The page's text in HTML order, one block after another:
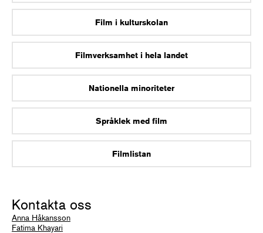
Film i kulturskolan
Filmverksamhet i hela landet
Nationella minoriteter
Språklek med film
Filmlistan
Kontakta oss
Anna Håkansson
Fatima Khayari